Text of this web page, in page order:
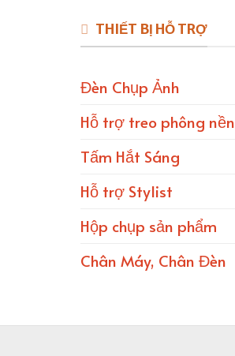
THIẾT BỊ HỖ TRỢ
Đèn Chụp Ảnh
Hỗ trợ treo phông nền
Tấm Hắt Sáng
Hỗ trợ Stylist
Hộp chụp sản phẩm
Chân Máy, Chân Đèn